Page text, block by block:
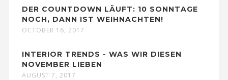
DER COUNTDOWN LÄUFT: 10 SONNTAGE
NOCH, DANN IST WEIHNACHTEN!
OCTOBER 16, 2017
INTERIOR TRENDS - WAS WIR DIESEN
NOVEMBER LIEBEN
AUGUST 7, 2017